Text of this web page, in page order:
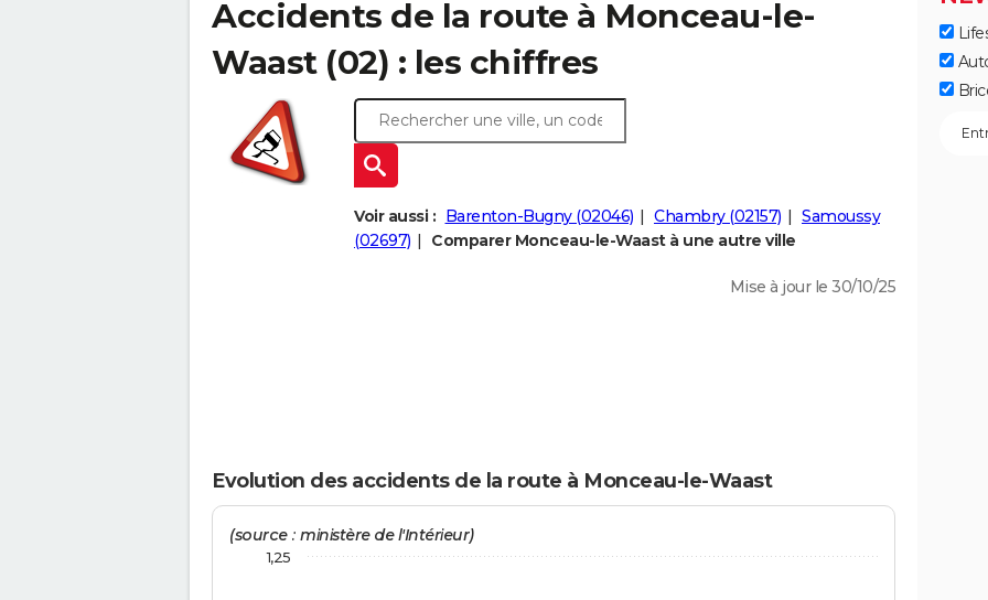
Accidents de la route à Monceau-le-
Waast (02) : les chiffres
Voir aussi : Barenton-Bugny (02046) Chambry (02157)
Samoussy
(02697)
Comparer Monceau-le-Waast à une autre ville
Mise à jour le 30/10/25
Evolution des accidents de la route à Monceau-le-Waast
(source : ministère de l'Intérieur)
1,25